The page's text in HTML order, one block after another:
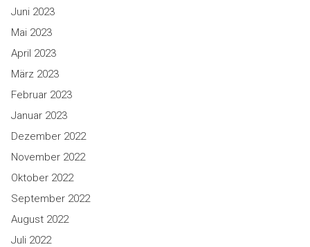
Juni 2023
Mai 2023
April 2023
März 2023
Februar 2023
Januar 2023
Dezember 2022
November 2022
Oktober 2022
September 2022
August 2022
Juli 2022